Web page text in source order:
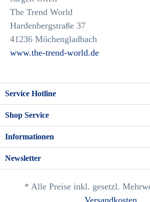
The Trend World
Hardenbergstraße 37
41236 Möchengladbach
www.the-trend-world.de
Service Hotline
Shop Service
Informationen
Newsletter
* Alle Preise inkl. gesetzl.